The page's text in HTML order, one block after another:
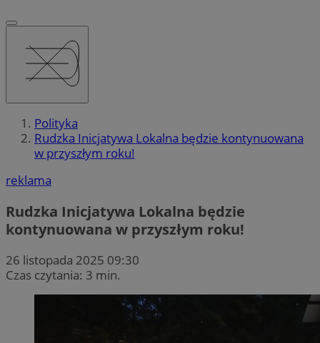
Polityka
Rudzka Inicjatywa Lokalna będzie kontynuowana
w przyszłym roku!
reklama
Rudzka Inicjatywa Lokalna będzie
kontynuowana w przyszłym roku!
26 listopada 2025 09:30
Czas czytania: 3 min.